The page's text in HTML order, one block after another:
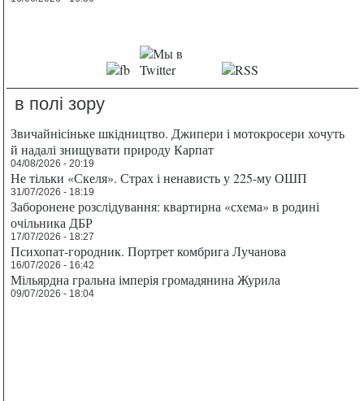
в полі зору
Звичайнісіньке шкідництво. Джипери і мотокросери хочуть
й надалі знищувати природу Карпат
04/08/2026 - 20:19
Не тільки «Скеля». Страх і ненависть у 225-му ОШП
31/07/2026 - 18:19
Заборонене розслідування: квартирна «схема» в родині
очільника ДБР
17/07/2026 - 18:27
Психопат-городник. Портрет комбрига Лучанова
16/07/2026 - 16:42
Мільярдна гральна імперія громадянина Журила
09/07/2026 - 18:04